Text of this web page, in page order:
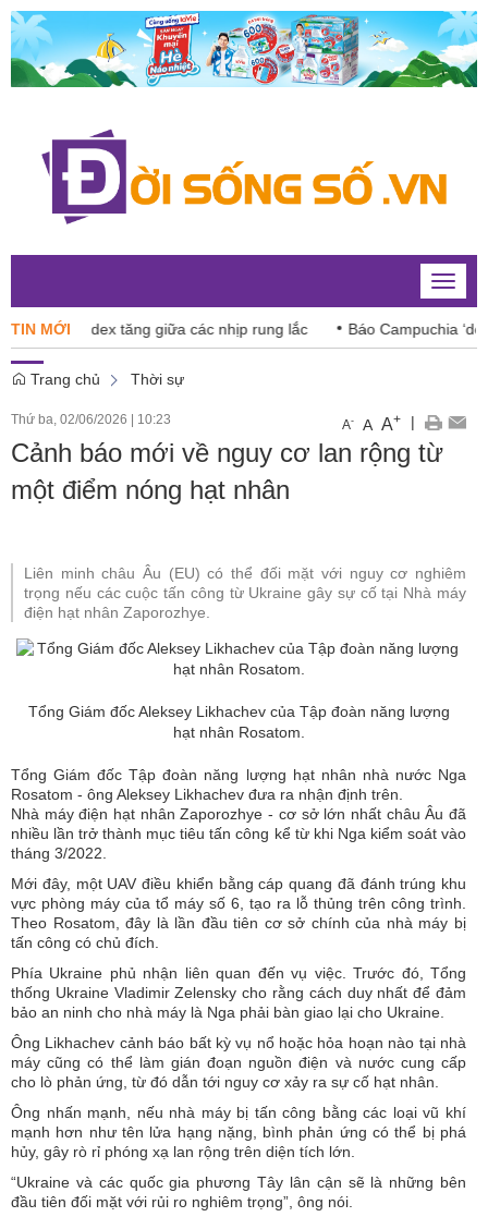
Toggle
TIN MỚI
VN-Index tăng giữa các nhịp rung lắc Báo Campuchia ‘dè
Trang chủ Thời sự
Thứ ba, 02/06/2026 | 10:23 A- A A+ |
Cảnh báo mới về nguy cơ lan rộng từ
một điểm nóng hạt nhân
Liên minh châu Âu (EU) có thể đối mặt với nguy cơ nghiêm
trọng nếu các cuộc tấn công từ Ukraine gây sự cố tại Nhà máy
điện hạt nhân Zaporozhye.
Tổng Giám đốc Aleksey Likhachev của Tập đoàn năng lượng
hạt nhân Rosatom.
Tổng Giám đốc Tập đoàn năng lượng hạt nhân nhà nước Nga
Rosatom - ông Aleksey Likhachev đưa ra nhận định trên.
Nhà máy điện hạt nhân Zaporozhye - cơ sở lớn nhất châu Âu đã
nhiều lần trở thành mục tiêu tấn công kể từ khi Nga kiểm soát vào
tháng 3/2022.
Mới đây, một UAV điều khiển bằng cáp quang đã đánh trúng khu
vực phòng máy của tổ máy số 6, tạo ra lỗ thủng trên công trình.
Theo Rosatom, đây là lần đầu tiên cơ sở chính của nhà máy bị
tấn công có chủ đích.
Phía Ukraine phủ nhận liên quan đến vụ việc. Trước đó, Tổng
thống Ukraine Vladimir Zelensky cho rằng cách duy nhất để đảm
bảo an ninh cho nhà máy là Nga phải bàn giao lại cho Ukraine.
Ông Likhachev cảnh báo bất kỳ vụ nổ hoặc hỏa hoạn nào tại nhà
máy cũng có thể làm gián đoạn nguồn điện và nước cung cấp
cho lò phản ứng, từ đó dẫn tới nguy cơ xảy ra sự cố hạt nhân.
Ông nhấn mạnh, nếu nhà máy bị tấn công bằng các loại vũ khí
mạnh hơn như tên lửa hạng nặng, bình phản ứng có thể bị phá
hủy, gây rò rỉ phóng xạ lan rộng trên diện tích lớn.
“Ukraine và các quốc gia phương Tây lân cận sẽ là những bên
đầu tiên đối mặt với rủi ro nghiêm trọng”, ông nói.